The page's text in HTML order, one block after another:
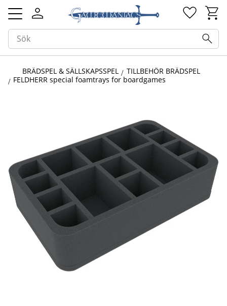
Meny
BRÄDSPEL & SÄLLSKAPSSPEL
TILLBEHÖR BRÄDSPEL
FELDHERR special foamtrays for boardgames